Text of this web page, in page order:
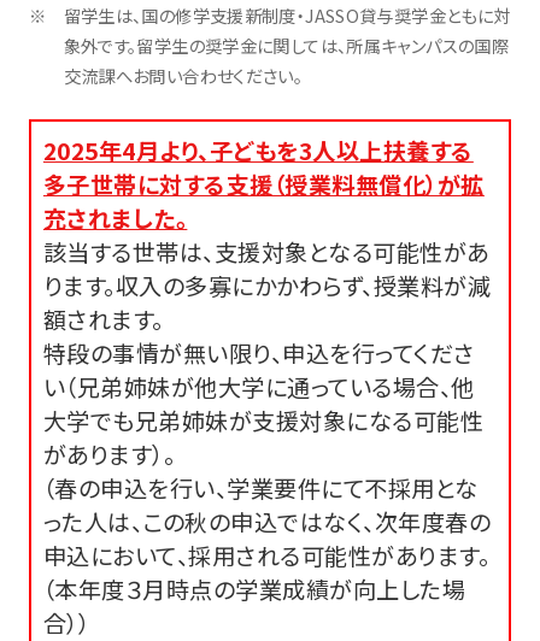
留学生は、国の修学支援新制度・JASSO貸与奨学金ともに対
象外です。留学生の奨学金に関しては、所属キャンパスの国際
交流課へお問い合わせください。
2025年4月より、子どもを3人以上扶養する
多子世帯に対する支援（授業料無償化）が拡
充されました。
該当する世帯は、支援対象となる可能性があ
ります。収入の多寡にかかわらず、授業料が減
額されます。
特段の事情が無い限り、申込を行ってくださ
い（兄弟姉妹が他大学に通っている場合、他
大学でも兄弟姉妹が支援対象になる可能性
があります）。
（春の申込を行い、学業要件にて不採用とな
った人は、この秋の申込ではなく、次年度春の
申込において、採用される可能性があります。
（本年度３月時点の学業成績が向上した場
合））